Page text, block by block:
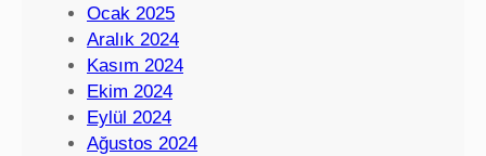
Ocak 2025
Aralık 2024
Kasım 2024
Ekim 2024
Eylül 2024
Ağustos 2024